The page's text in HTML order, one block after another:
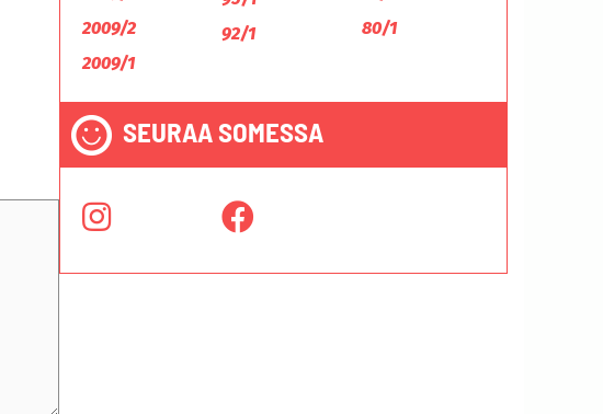
2009/2
2009/1
92/1
80/1
SEURAA SOMESSA